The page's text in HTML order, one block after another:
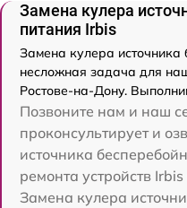
Замена кулера
питания Irbis
Замена кулера источника
несложная задача для
Ростове-на-Дону.
Позвоните нам и наш
проконсультирует и
источника
ремонта устройств
Замена кулера